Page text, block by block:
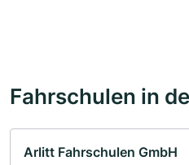
Fahrschulen in
Arlitt Fahrschulen GmbH